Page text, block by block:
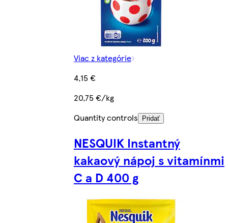
Viac z kategórie
4,15 €
20,75 €/kg
Quantity controls
Pridať
NESQUIK Instantný
kakaový nápoj s vitamínmi
C a D 400 g